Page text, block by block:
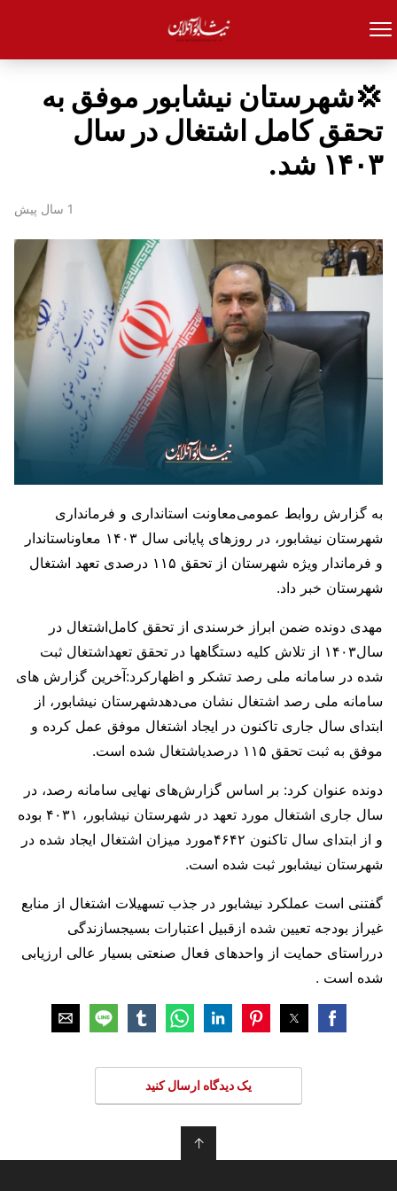
💢شهرستان نیشابور موفق به
تحقق کامل اشتغال در سال
۱۴۰۳ شد.
1 سال پیش
به گزارش روابط عمومی‌معاونت استانداری و‌ فرمانداری
شهرستان نیشابور، در روزهای پایانی سال ۱۴۰۳ معاوناستاندار
و فرماندار ویژه شهرستان از تحقق ۱۱۵ درصدی تعهد اشتغال
شهرستان خبر داد.
مهدی‌ دونده ضمن ابراز خرسندی از تحقق کامل‌اشتغال در
سال۱۴۰۳ از تلاش کلیه دستگاهها در تحقق تعهداشتغال ‌ثبت
شده در سامانه ملی رصد تشکر و اظهار‌کرد:آخرین گزارش های
سامانه ملی رصد اشتغال نشان می‌دهدشهرستان نیشابور، از
ابتدای سال جاری تاکنون در ایجاد اشتغال موفق عمل کرده و
موفق به ثبت تحقق ۱۱۵ درصدیاشتغال شده است.
دونده عنوان کرد: بر اساس گزارش‌های نهایی سامانه رصد، در
سال جاری اشتغال مورد تعهد در شهرستان نیشابور، ۴۰۳۱ بوده
و از ابتدای سال تاکنون ۴۶۴۲مورد میزان اشتغال ایجاد شده در
شهرستان نیشابور ثبت شده است.
گفتنی است عملکرد نیشابور در جذب تسهیلات اشتغال از منابع
غیراز بودجه تعیین شده ازقبیل اعتبارات بسیجسازندگی
درراستای حمایت از واحد‌های فعال صنعتی بسیار عالی ارزیابی
شده است .
یک دیدگاه ارسال کنید
↑